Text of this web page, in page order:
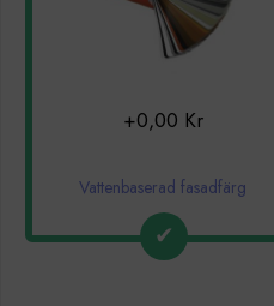
Vattenbaserad fasadfärg
+0,00 Kr